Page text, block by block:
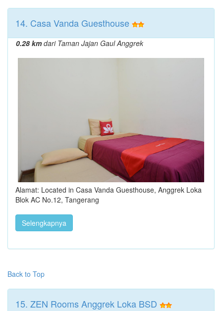
14. Casa Vanda Guesthouse
0.28 kmdari Taman Jajan Gaul Anggrek
Alamat: Located in Casa Vanda Guesthouse, Anggrek Loka
Blok AC No.12, Tangerang
Selengkapnya
Back to Top
15. ZEN Rooms Anggrek Loka BSD